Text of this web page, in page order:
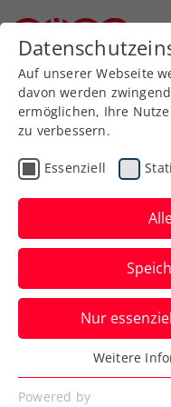
News filtern
Auf unserer Webseite
davon werden
ermöglichen, Ihre
zu verbessern.
Essenziell
Nur
Essenziell
Essenzielle Cookies
Weitere
Powered by